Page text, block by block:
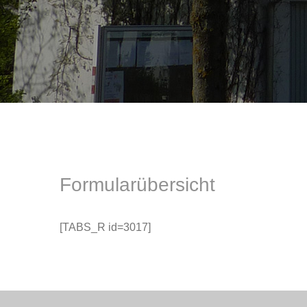
Formularübersicht
[TABS_R id=3017]